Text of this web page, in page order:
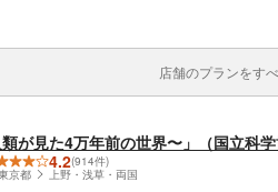
店舗のプランをす
が見た4万年前の世界〜」（国立科学
4.2(914件)
京都
上野・浅草・両国